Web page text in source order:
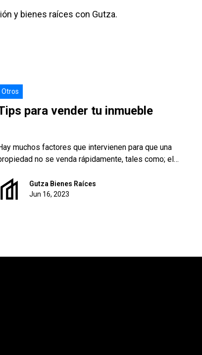
y bienes raíces con Gutza.
Otros
para vender tu inmueble
muchos factores que intervienen para que una
no se venda rápidamente, tales como; el
para publicitar el inmueble, entre otros. Por ello,
veremos algunos consejos que pueden ayudar a
Gutza Bienes Raíces
Jun 16, 2023